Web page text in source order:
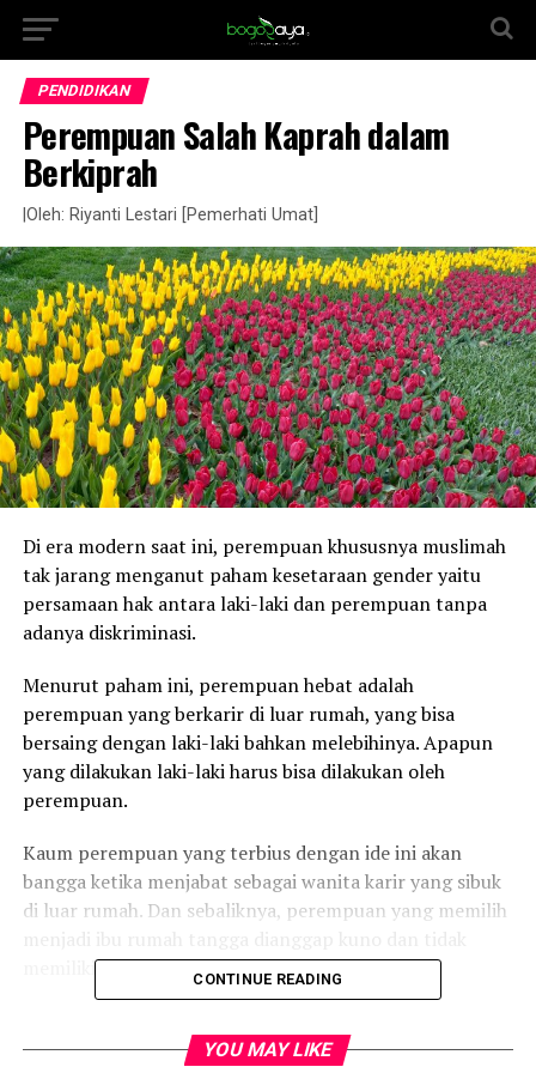
PENDIDIKAN
Perempuan Salah Kaprah dalam
Berkiprah
|Oleh: Riyanti Lestari [Pemerhati Umat]
Di era modern saat ini, perempuan khususnya muslimah
tak jarang menganut paham kesetaraan gender yaitu
persamaan hak antara laki-laki dan perempuan tanpa
adanya diskriminasi.
Menurut paham ini, perempuan hebat adalah
perempuan yang berkarir di luar rumah, yang bisa
bersaing dengan laki-laki bahkan melebihinya. Apapun
yang dilakukan laki-laki harus bisa dilakukan oleh
perempuan.
Kaum perempuan yang terbius dengan ide ini akan
bangga ketika menjabat sebagai wanita karir yang sibuk
di luar rumah. Dan sebaliknya, perempuan yang memilih
memiliki prestise di tengah masyarakat.
adalah sama-sama sebagai hamba Allah yang diberi
CONTINUE READING
YOU MAY LIKE